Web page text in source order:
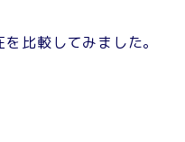
比較してみました。